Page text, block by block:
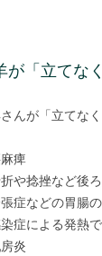
が「立てな
んが「立てな
麻痺
折や捻挫など後
張症などの胃腸
染症による発熱
房炎